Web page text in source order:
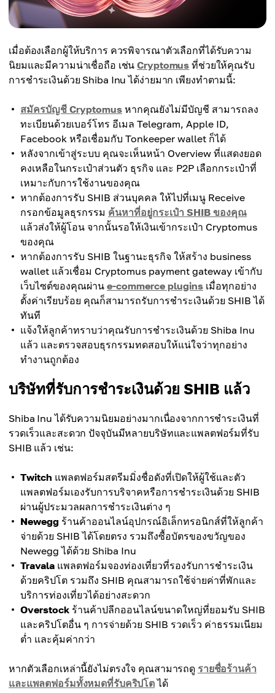
เมื่อต้องเลือกผู้ให้บริการ ควรพิจารณาตัวเลือกที่ได้รับความ
นิยมและมีความน่าเชื่อถือ เช่นCryptomus ที่ช่วยให้คุณรับ
การชำระเงินด้วย Shiba Inu ได้ง่ายมาก เพียงทำตามนี้:
สมัครบัญชี Cryptomus หากคุณยังไม่มีบัญชี สามารถลง
ทะเบียนด้วยเบอร์โทร อีเมล Telegram, Apple ID,
Facebook หรือเชื่อมกับ Tonkeeper wallet ก็ได้
หลังจากเข้าสู่ระบบ คุณจะเห็นหน้า Overview ที่แสดงยอด
คงเหลือในกระเป๋าส่วนตัว ธุรกิจ และ P2P เลือกกระเป๋าที่
เหมาะกับการใช้งานของคุณ
หากต้องการรับ SHIB ส่วนบุคคล ให้ไปที่เมนู Receive
กรอกข้อมูลธุรกรรม ค้นหาที่อยู่กระเป๋า SHIB ของคุณ
แล้วส่งให้ผู้โอน จากนั้นรอให้เงินเข้ากระเป๋า Cryptomus
ของคุณ
หากต้องการรับ SHIB ในฐานะธุรกิจ ให้สร้าง business
wallet แล้วเชื่อม Cryptomus payment gateway เข้ากับ
เว็บไซต์ของคุณผ่าน e-commerce plugins เมื่อทุกอย่าง
ตั้งค่าเรียบร้อย คุณก็สามารถรับการชำระเงินด้วย SHIB ได้
ทันที
แจ้งให้ลูกค้าทราบว่าคุณรับการชำระเงินด้วย Shiba Inu
แล้ว และตรวจสอบธุรกรรมทดสอบให้แน่ใจว่าทุกอย่าง
ทำงานถูกต้อง
บริษัทที่รับการชำระเงินด้วย SHIB แล้ว
Shiba Inu ได้รับความนิยมอย่างมากเนื่องจากการชำระเงินที่
รวดเร็วและสะดวก ปัจจุบันมีหลายบริษัทและแพลตฟอร์มที่รับ
SHIB แล้ว เช่น:
Twitch แพลตฟอร์มสตรีมมิ่งชื่อดังที่เปิดให้ผู้ใช้และตัว
แพลตฟอร์มเองรับการบริจาคหรือการชำระเงินด้วย SHIB
ผ่านผู้ประมวลผลการชำระเงินต่าง ๆ
Newegg ร้านค้าออนไลน์อุปกรณ์อิเล็กทรอนิกส์ที่ให้ลูกค้า
จ่ายด้วย SHIB ได้โดยตรง รวมถึงซื้อบัตรของขวัญของ
Newegg ได้ด้วย Shiba Inu
Travala แพลตฟอร์มจองท่องเที่ยวที่รองรับการชำระเงิน
ด้วยคริปโต รวมถึง SHIB คุณสามารถใช้จ่ายค่าที่พักและ
บริการท่องเที่ยวได้อย่างสะดวก
Overstock ร้านค้าปลีกออนไลน์ขนาดใหญ่ที่ยอมรับ SHIB
และคริปโตอื่น ๆ การจ่ายด้วย SHIB รวดเร็ว ค่าธรรมเนียม
ต่ำ และคุ้มค่ากว่า
หากตัวเลือกเหล่านี้ยังไม่ตรงใจ คุณสามารถดู รายชื่อร้านค้า
และแพลตฟอร์มทั้งหมดที่รับคริปโตได้